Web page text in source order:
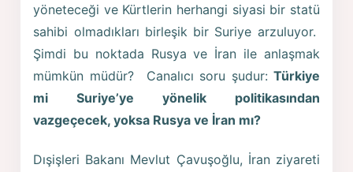
yöneteceği ve Kürtlerin herhangi siyasi bir statü
sahibi olmadıkları birleşik bir Suriye arzuluyor.
Şimdi bu noktada Rusya ve İran ile anlaşmak
mümkün müdür? Canalıcı soru şudur: Türkiye
mi Suriye’ye yönelik politikasından
vazgeçecek, yoksa Rusya ve İran mı?
Dışişleri Bakanı Mevlut Çavuşoğlu, İran ziyareti